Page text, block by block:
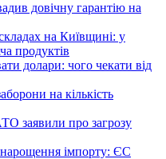
довічну гарантію на
на Київщині: у
продуктів
долари: чого чекати від
на кількість
заявили про загрозу
нарощення імпорту: ЄС